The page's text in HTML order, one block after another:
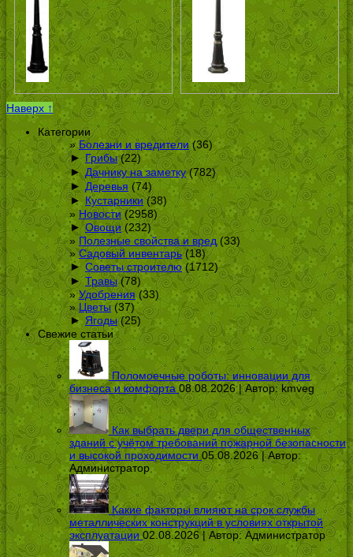
Наверх ↑
Категории
Болезни и вредители(36)
► Грибы(22)
► Дачнику на заметку(782)
► Деревья (74)
► Кустарники(38)
Новости(2958)
► Овощи(232)
Полезные свойства и вред(33)
Садовый инвентарь(18)
► Советы строителю(1712)
► Травы(78)
Удобрения (33)
Цветы (37)
► Ягоды(25)
Свежие статьи
Поломоечные роботы: инновации для
бизнеса и комфорта 08.08.2026 | Автор:kmveg
Как выбрать двери для общественных
зданий с учётом требований пожарной безопасности
и высокой проходимости 05.08.2026 | Автор:
Администратор
Какие факторы влияют на срок службы
металлических конструкций в условиях открытой
эксплуатации 02.08.2026 | Автор:Администратор